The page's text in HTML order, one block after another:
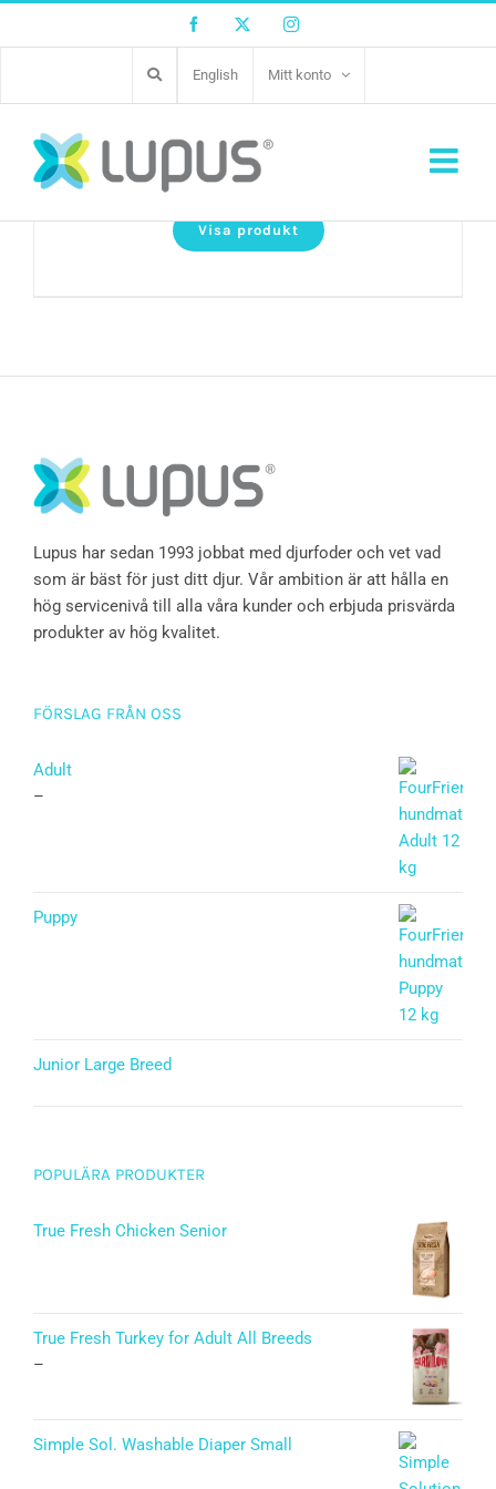
Facebook Twitter Instagram
English Mitt konto
Adaptil Halsband
Visa produkt
Lupus har sedan 1993 jobbat med djurfoder och vet vad
som är bäst för just ditt djur. Vår ambition är att hålla en
hög servicenivå till alla våra kunder och erbjuda prisvärda
produkter av hög kvalitet.
FÖRSLAG FRÅN OSS
Adult
–
Puppy
Junior Large Breed
POPULÄRA PRODUKTER
True Fresh Chicken Senior
True Fresh Turkey for Adult All Breeds
–
Simple Sol. Washable Diaper Small